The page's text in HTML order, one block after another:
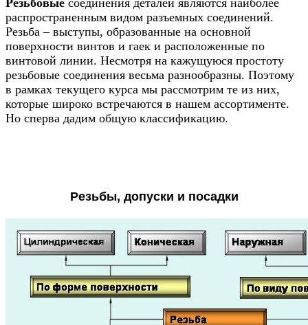
распространенным видом разъемных соединений.
Резьба – выступы, образованные на основной
поверхности винтов и гаек и расположенные по
винтовой линии. Несмотря на кажущуюся простоту
резьбовые соединения весьма разнообразны. Поэтому
в рамках текущего курса мы рассмотрим те из них,
которые широко встречаются в нашем ассортименте.
Но сперва дадим общую классификацию.
Резьбы, допуски и посадки